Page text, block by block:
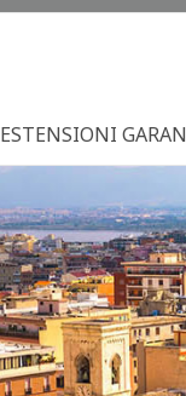
ESTENSIONI